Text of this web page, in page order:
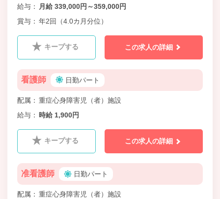
給与
月給 339,000円～359,000円
賞与
年2回（4.0カ月分位）
キープする この求人の詳細
看護師 日勤パート
配属
重症心身障害児（者）施設
給与
時給 1,900円
キープする この求人の詳細
准看護師 日勤パート
配属
重症心身障害児（者）施設